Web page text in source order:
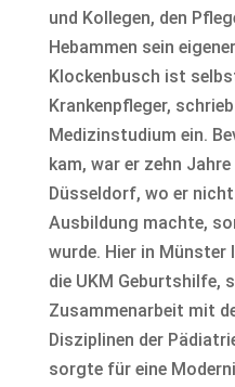
und Kollegen, den
Hebammen sein
Klockenbusch ist
Krankenpfleger,
Medizinstudium ein.
kam, war er zehn
Düsseldorf, wo er
Ausbildung machte,
wurde. Hier in Münster
die UKM Geburtshilfe,
Zusammenarbeit mit
Disziplinen der
sorgte für eine